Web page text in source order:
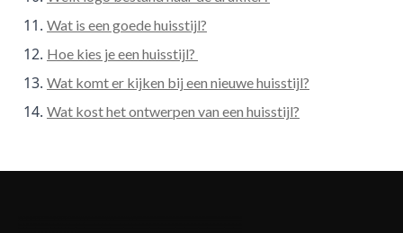
Wat is een goede huisstijl?
Hoe kies je een huisstijl?
Wat komt er kijken bij een nieuwe huisstijl?
Wat kost het ontwerpen van een huisstijl?